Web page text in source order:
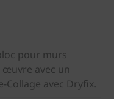
pour murs
avec un
Collage avec Dryfix.